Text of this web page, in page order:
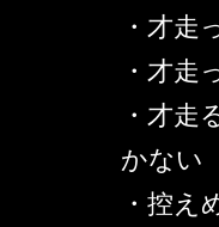
・才走
・才走
・才走
かない
・控え